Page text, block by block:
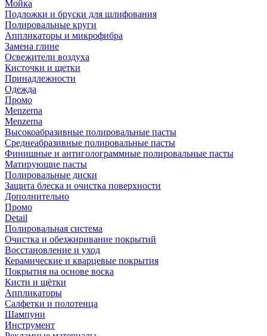
Мойка
Подложки и бруски для шлифования
Полировальные круги
Аппликаторы и микрофибра
Замена глине
Освежители воздуха
Кисточки и щетки
Принадлежности
Одежда
Промо
Menzerna
Menzerna
Высокоабразивные полировальные пасты
Среднеабразивные полировальные пасты
Финишные и антиголограммные полировальные пасты
Матирующие пасты
Полировальные диски
Защита блеска и очистка поверхности
Дополнительно
Промо
Detail
Полировальная система
Очистка и обезжиривание покрытий
Восстановление и уход
Керамические и кварцевые покрытия
Покрытия на основе воска
Кисти и щётки
Аппликаторы
Салфетки и полотенца
Шампуни
Инструмент